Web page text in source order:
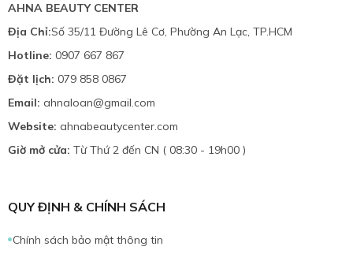
AHNA BEAUTY CENTER
Địa Chỉ:Số 35/11 Đường Lê Cơ, Phường An Lạc, TP.HCM
Hotline: 0907 667 867
Đặt lịch: 079 858 0867
Email: ahnaloan@gmail.com
Website: ahnabeautycenter.com
Giờ mở cửa: Từ Thứ 2 đến CN ( 08:30 - 19h00 )
QUY ĐỊNH & CHÍNH SÁCH
Chính sách bảo mật thông tin